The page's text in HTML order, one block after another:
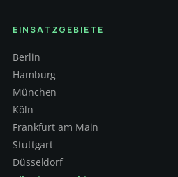
EINSATZGEBIETE
Berlin
Hamburg
München
Köln
Frankfurt am Main
Stuttgart
Düsseldorf